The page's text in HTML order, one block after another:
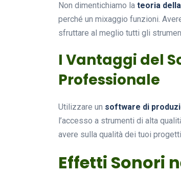
Non dimentichiamo la teoria
perché un mixaggio funzioni.
sfruttare al meglio tutti gli
I Vantaggi del
Professionale
Utilizzare un software di
l’accesso a strumenti di alta
avere sulla qualità dei tuoi
Effetti Sonori